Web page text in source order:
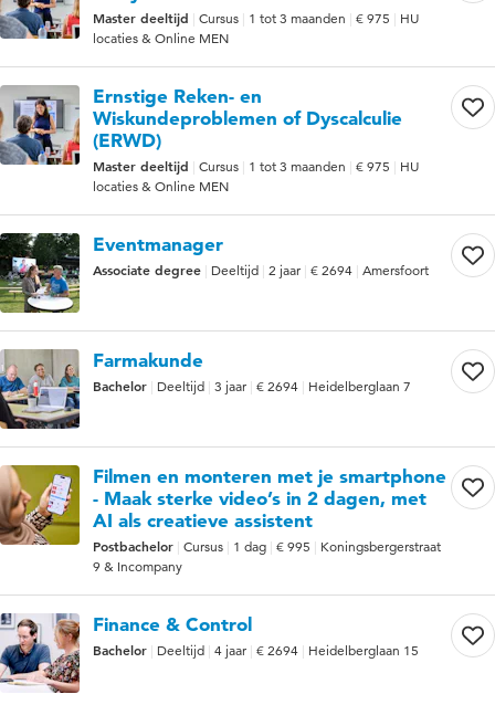
Master deeltijd Cursus 1 tot 3 maanden € 975
HU
locaties & Online MEN
Ernstige Reken- en
Wiskundeproblemen of Dyscalculie
(ERWD)
Master deeltijd Cursus 1 tot 3 maanden € 975
HU
locaties & Online MEN
Eventmanager
Associate degree Deeltijd 2 jaar € 2694 Amersfoort
Farmakunde
Bachelor Deeltijd 3 jaar € 2694 Heidelberglaan 7
Filmen en monteren met je smartphone
- Maak sterke video’s in 2 dagen, met
AI als creatieve assistent
Postbachelor Cursus 1 dag € 995
Koningsbergerstraat
9 & Incompany
Finance & Control
Bachelor Deeltijd 4 jaar € 2694 Heidelberglaan 15